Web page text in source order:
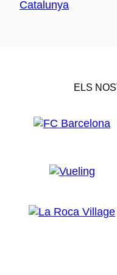
ELS